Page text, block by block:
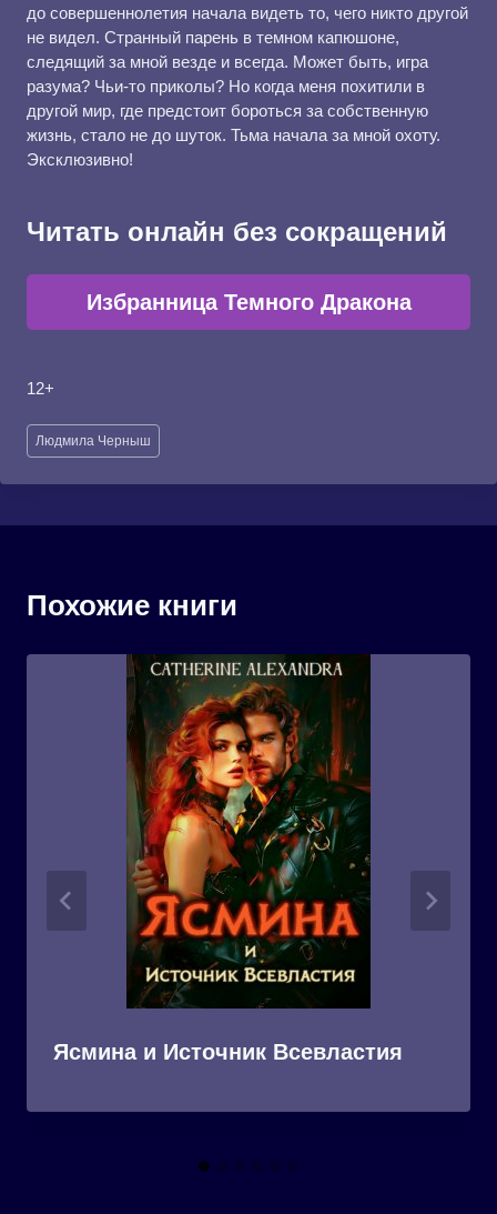
до совершеннолетия начала видеть то, чего никто другой
не видел. Странный парень в темном капюшоне,
следящий за мной везде и всегда. Может быть, игра
разума? Чьи-то приколы? Но когда меня похитили в
другой мир, где предстоит бороться за собственную
жизнь, стало не до шуток. Тьма начала за мной охоту.
Эксклюзивно!
Читать онлайн без сокращений
Избранница Темного Дракона
12+
Метки
записи:
Людмила Черныш
Похожие книги
Ясмина и Источник Всевластия